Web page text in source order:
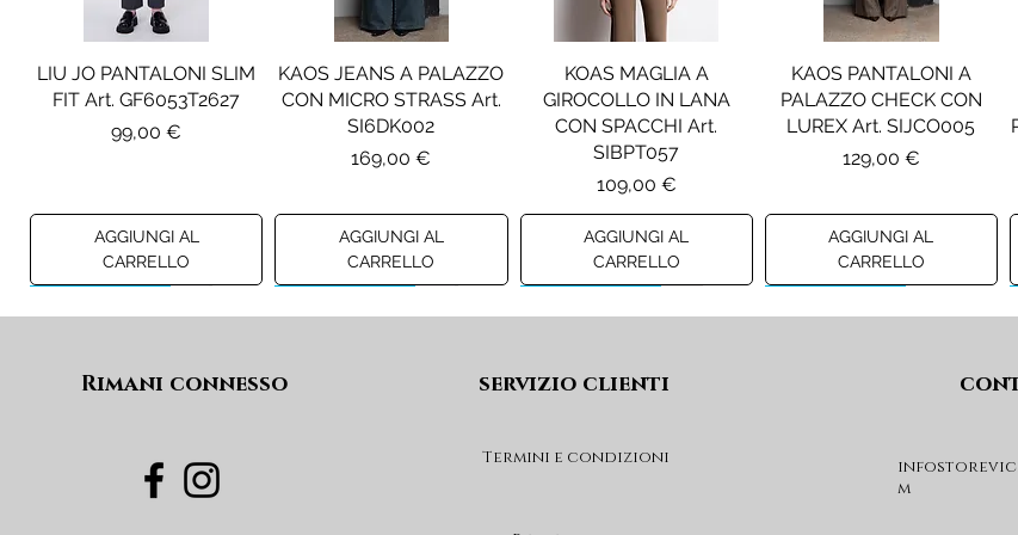
e il
LIU JO PANTALONI SLIM
FIT Art. GF6053T2627
Prezzo
99,00 €
AGGIUNGI AL
CARRELLO
KAOS JEANS A PALAZZO
CON MICRO STRASS Art.
SI6DK002
Prezzo
169,00 €
AGGIUNGI AL
CARRELLO
KOAS MAGLIA A
GIROCOLLO IN LANA
CON SPACCHI Art.
SIBPT057
Prezzo
109,00 €
AGGIUNGI AL
CARRELLO
KAOS PANTALONI A
PALAZZO CHECK CON
LUREX Art. SIJCO005
Prezzo
129,00 €
AGGIUNGI AL
CARRELLO
PENNYBLACK BLAZER IN
PINKO ANFIBIO MOD. EVA
LIU JO SHORT CON
Rimani connesso servizio clienti
Termini e condizioni
m